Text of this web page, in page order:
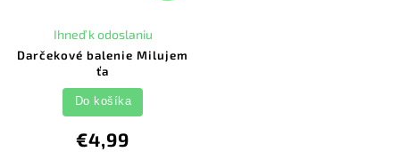
Darčekové balenie Milujem
ťa
Ihneď k odoslaniu
€4,99
Do košíka